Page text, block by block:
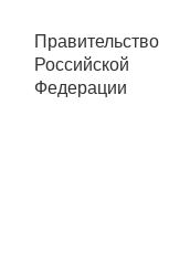
Правительство
Российской
Федерации